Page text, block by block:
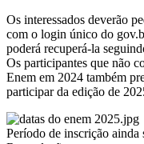
Os interessados deverão
com o login único do
poderá recuperá-la
Os participantes que não
Enem em 2024 também
participar da edição de
Período de inscrição